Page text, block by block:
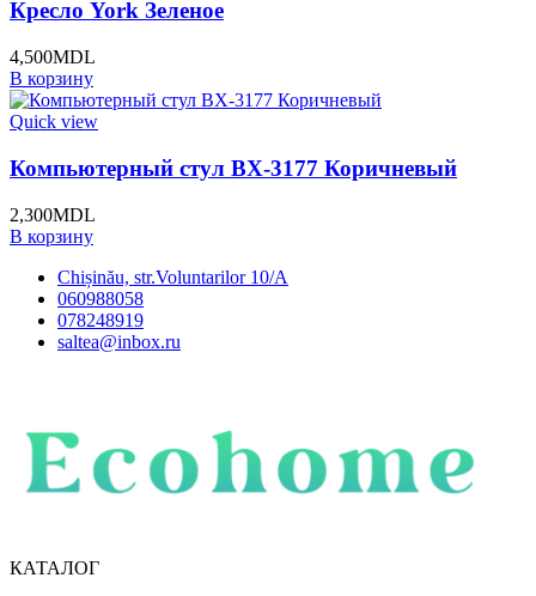
Кресло York Зеленое
4,500MDL
В корзину
Quick view
Компьютерный стул BX-3177 Коричневый
2,300MDL
В корзину
Chișinău, str.Voluntarilor 10/A
060988058
078248919
saltea@inbox.ru
КАТАЛОГ